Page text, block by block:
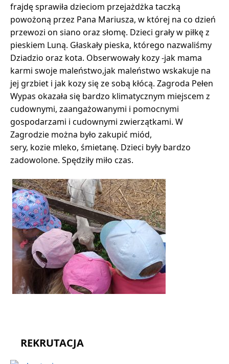
REKRUTACJA
frajdę sprawiła dzieciom przejażdżka taczką
powożoną przez Pana Mariusza, w której na co dzień
przewozi on siano oraz słomę. Dzieci grały w piłkę z
pieskiem Luną. Głaskały pieska, którego nazwaliśmy
Dziadzio oraz kota. Obserwowały kozy -jak mama
karmi swoje maleństwo,jak maleństwo wskakuje na
jej grzbiet i jak kozy się ze sobą kłócą. Zagroda Pełen
Wypas okazała się bardzo klimatycznym miejscem z
cudownymi, zaangażowanymi i pomocnymi
gospodarzami i cudownymi zwierzątkami. W
Zagrodzie można było zakupić miód,
sery, kozie mleko, śmietanę. Dzieci były bardzo
zadowolone. Spędziły miło czas.